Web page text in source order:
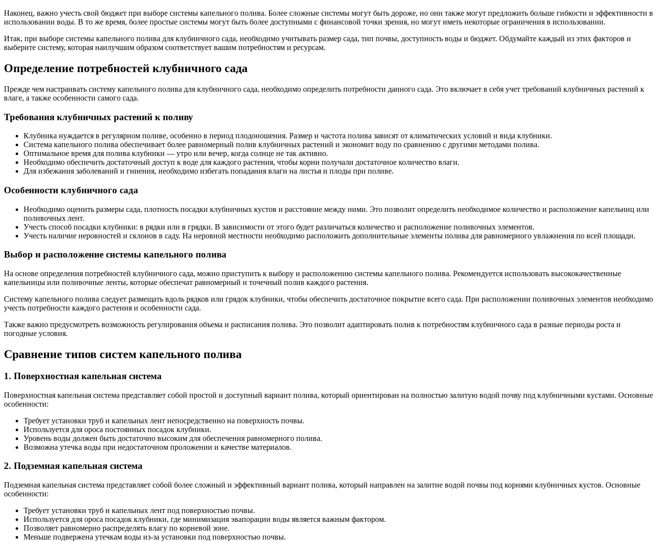
Наконец, важно учесть свой бюджет при выборе системы капельного полива. Более сложные системы могут быть дороже, но они также могут предложить больше гибкости и эффективности в
использовании воды. В то же время, более простые системы могут быть более доступными с финансовой точки зрения, но могут иметь некоторые ограничения в использовании.
Итак, при выборе системы капельного полива для клубничного сада, необходимо учитывать размер сада, тип почвы, доступность воды и бюджет. Обдумайте каждый из этих факторов и
выберите систему, которая наилучшим образом соответствует вашим потребностям и ресурсам.
Определение потребностей клубничного сада
Прежде чем настраивать систему капельного полива для клубничного сада, необходимо определить потребности данного сада. Это включает в себя учет требований клубничных растений к
влаге, а также особенности самого сада.
Требования клубничных растений к поливу
Клубника нуждается в регулярном поливе, особенно в период плодоношения. Размер и частота полива зависят от климатических условий и вида клубники.
Система капельного полива обеспечивает более равномерный полив клубничных растений и экономит воду по сравнению с другими методами полива.
Оптимальное время для полива клубники — утро или вечер, когда солнце не так активно.
Необходимо обеспечить достаточный доступ к воде для каждого растения, чтобы корни получали достаточное количество влаги.
Для избежания заболеваний и гниения, необходимо избегать попадания влаги на листья и плоды при поливе.
Особенности клубничного сада
Необходимо оценить размеры сада, плотность посадки клубничных кустов и расстояние между ними. Это позволит определить необходимое количество и расположение капельниц или
поливочных лент.
Учесть способ посадки клубники: в рядки или в грядки. В зависимости от этого будет различаться количество и расположение поливочных элементов.
Учесть наличие неровностей и склонов в саду. На неровной местности необходимо расположить дополнительные элементы полива для равномерного увлажнения по всей площади.
Выбор и расположение системы капельного полива
На основе определения потребностей клубничного сада, можно приступить к выбору и расположению системы капельного полива. Рекомендуется использовать высококачественные
капельницы или поливочные ленты, которые обеспечат равномерный и точечный полив каждого растения.
Систему капельного полива следует размещать вдоль рядков или грядок клубники, чтобы обеспечить достаточное покрытие всего сада. При расположении поливочных элементов необходимо
учесть потребности каждого растения и особенности сада.
Также важно предусмотреть возможность регулирования объема и расписания полива. Это позволит адаптировать полив к потребностям клубничного сада в разные периоды роста и
погодные условия.
Сравнение типов систем капельного полива
1. Поверхностная капельная система
Поверхностная капельная система представляет собой простой и доступный вариант полива, который ориентирован на полностью залитую водой почву под клубничными кустами. Основные
особенности:
Требует установки труб и капельных лент непосредственно на поверхность почвы.
Используется для ороса постоянных посадок клубники.
Уровень воды должен быть достаточно высоким для обеспечения равномерного полива.
Возможна утечка воды при недостаточном проложении и качестве материалов.
2. Подземная капельная система
Подземная капельная система представляет собой более сложный и эффективный вариант полива, который направлен на залитие водой почвы под корнями клубничных кустов. Основные
особенности:
Требует установки труб и капельных лент под поверхностью почвы.
Используется для ороса посадок клубники, где минимизация эвапорации воды является важным фактором.
Позволяет равномерно распределять влагу по корневой зоне.
Меньше подвержена утечкам воды из-за установки под поверхностью почвы.